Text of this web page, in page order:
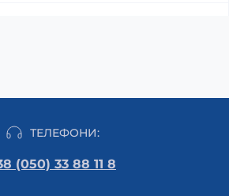
ТЕЛЕФОНИ:
(050) 33 88 11 8